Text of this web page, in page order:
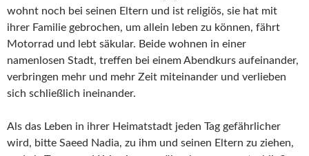
wohnt noch bei seinen Eltern und ist religiös, sie hat mit
ihrer Familie gebrochen, um allein leben zu können, fährt
Motorrad und lebt säkular. Beide wohnen in einer
namenlosen Stadt, treffen bei einem Abendkurs aufeinander,
verbringen mehr und mehr Zeit miteinander und verlieben
sich schließlich ineinander.
Als das Leben in ihrer Heimatstadt jeden Tag gefährlicher
wird, bitte Saeed Nadia, zu ihm und seinen Eltern zu ziehen,